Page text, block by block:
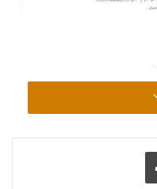
طباعة